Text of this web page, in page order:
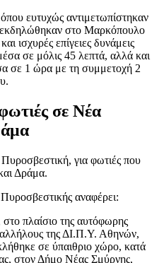
ευτυχώς αντιμετωπίστηκαν
εκδηλώθηκαν στο Μαρκόπουλο
ισχυρές επίγειες δυνάμεις
σε μόλις 45 λεπτά, αλλά και
σε 1 ώρα με τη συμμετοχή 2
σε Νέα
για φωτιές που
Δράμα.
αναφέρει:
πλαίσιο της αυτόφωρης
της ΔΙ.Π.Υ. Αθηνών,
σε ύπαιθριο χώρο, κατά
στον Δήμο Νέας Σμύρνης,